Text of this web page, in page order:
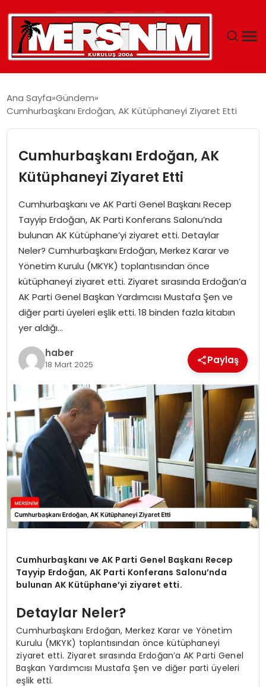
GÜNCEL
SAĞLIK
EĞITIM
SPOR
EKONOMI
MAGAZIN
DÜNYA
OTOMOBIL
Ana Sayfa Gündem
Cumhurbaşkanı Erdoğan, AK Kütüphaneyi Ziyaret Etti
Cumhurbaşkanı Erdoğan, AK
Kütüphaneyi Ziyaret Etti
Cumhurbaşkanı ve AK Parti Genel Başkanı Recep
Tayyip Erdoğan, AK Parti Konferans Salonu’nda
bulunan AK Kütüphane’yi ziyaret etti. Detaylar
Neler? Cumhurbaşkanı Erdoğan, Merkez Karar ve
Yönetim Kurulu (MKYK) toplantısından önce
kütüphaneyi ziyaret etti. Ziyaret sırasında Erdoğan’a
AK Parti Genel Başkan Yardımcısı Mustafa Şen ve
diğer parti üyeleri eşlik etti. 18 binden fazla kitabın
yer aldığı…
haber
18 Mart 2025 Paylaş
Cumhurbaşkanı ve AK Parti Genel Başkanı Recep
Tayyip Erdoğan, AK Parti Konferans Salonu’nda
bulunan AK Kütüphane’yi ziyaret etti.
Detaylar Neler?
Cumhurbaşkanı Erdoğan, Merkez Karar ve Yönetim
Kurulu (MKYK) toplantısından önce kütüphaneyi
ziyaret etti. Ziyaret sırasında Erdoğan’a AK Parti Genel
Başkan Yardımcısı Mustafa Şen ve diğer parti üyeleri
eşlik etti.